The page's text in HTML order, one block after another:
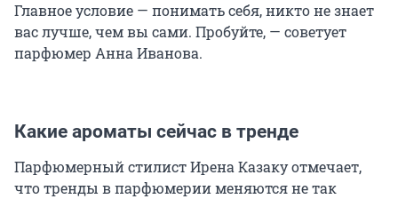
Главное условие — понимать себя, никто не знает
вас лучше, чем вы сами. Пробуйте, — советует
парфюмер Анна Иванова.
Какие ароматы сейчас в тренде
Парфюмерный стилист Ирена Казаку отмечает,
что тренды в парфюмерии меняются не так